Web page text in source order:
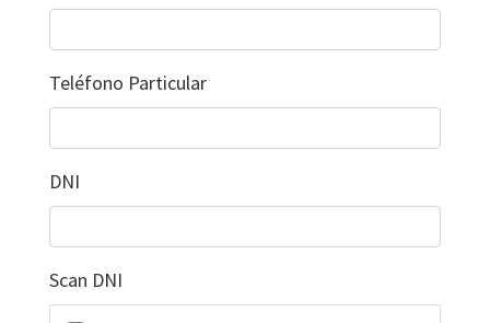
Teléfono Particular
DNI
Scan DNI